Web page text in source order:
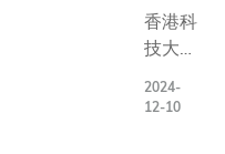
庭，讓科
大人在裊
獲得家的
們日常生
活和安全
增，讓我
們不禁反
香港科
技大學
大）致
2024-
12-10